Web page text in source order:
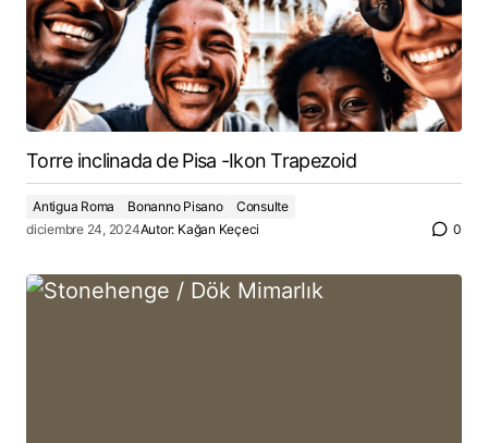
Torre inclinada de Pisa -Ikon Trapezoid
Antigua Roma Bonanno Pisano
Consulte
diciembre 24, 2024Autor: Kağan Keçeci 0